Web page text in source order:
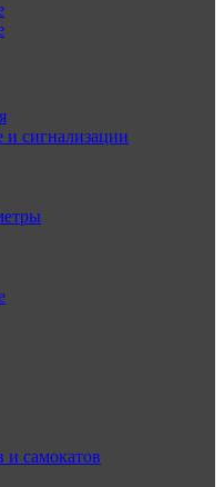
сигнализации
и самокатов